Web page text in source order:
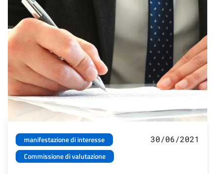
manifestazione di interesse
Commissione di valutazione
30/06/2021